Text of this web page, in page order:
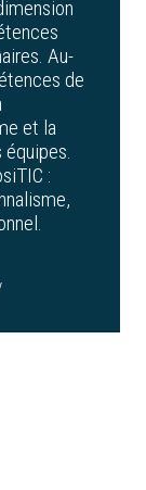
Au-
de
et la
: